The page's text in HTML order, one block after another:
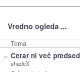
Vredno ogleda ...
Tema
» Cerar ni več
shadeX